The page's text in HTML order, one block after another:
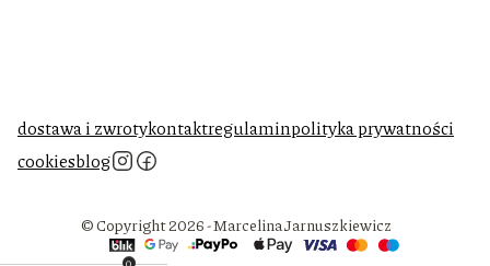
dostawa i zwrotykontaktregulaminpolityka prywatności
cookiesblog
© Copyright 2026 - Marcelina Jarnuszkiewicz